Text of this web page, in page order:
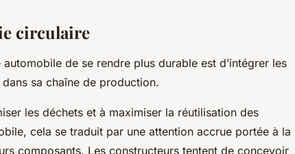
circulaire
de se rendre plus durable est d’intégrer les
sa chaîne de production.
les déchets et à maximiser la réutilisation des
cela se traduit par une attention accrue portée à la
composants. Les constructeurs tentent de concevoir